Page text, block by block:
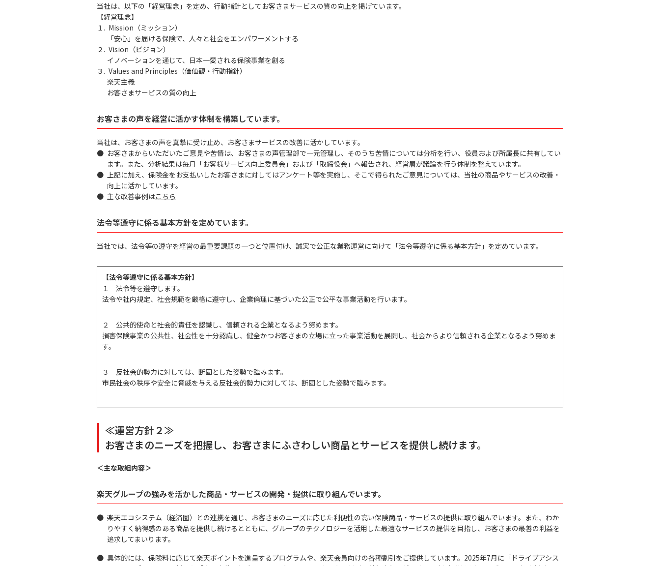
当社は、以下の「経営理念」を定め、行動指針としてお客さまサービスの質の向上を掲げています。
【経営理念】
１. Mission（ミッション）
「安心」を届ける保険で、人々と社会をエンパワーメントする
２. Vision（ビジョン）
イノベーションを通じて、日本一愛される保険事業を創る
３. Values and Principles（価値観・行動指針）
楽天主義
お客さまサービスの質の向上
お客さまの声を経営に活かす体制を構築しています。
当社は、お客さまの声を真摯に受け止め、お客さまサービスの改善に活かしています。
● お客さまからいただいたご意見や苦情は、お客さまの声管理部で一元管理し、そのうち苦情については分析を行い、役員および所属長に共有してい
ます。また、分析結果は毎月「お客様サービス向上委員会」および「取締役会」へ報告され、経営層が議論を行う体制を整えています。
● 上記に加え、保険金をお支払いしたお客さまに対してはアンケート等を実施し、そこで得られたご意見については、当社の商品やサービスの改善・
向上に活かしています。
● 主な改善事例はこちら
法令等遵守に係る基本方針を定めています。
当社では、法令等の遵守を経営の最重要課題の一つと位置付け、誠実で公正な業務運営に向けて「法令等遵守に係る基本方針」を定めています。
【法令等遵守に係る基本方針】
１ 法令等を遵守します。
法令や社内規定、社会規範を厳格に遵守し、企業倫理に基づいた公正で公平な事業活動を行います。
２ 公共的使命と社会的責任を認識し、信頼される企業となるよう努めます。
損害保険事業の公共性、社会性を十分認識し、健全かつお客さまの立場に立った事業活動を展開し、社会からより信頼される企業となるよう努めま
す。
３ 反社会的勢力に対しては、断固とした姿勢で臨みます。
市民社会の秩序や安全に脅威を与える反社会的勢力に対しては、断固とした姿勢で臨みます。
≪運営方針２≫
お客さまのニーズを把握し、お客さまにふさわしい商品とサービスを提供し続けます。
＜主な取組内容＞
楽天グループの強みを活かした商品・サービスの開発・提供に取り組んでいます。
● 楽天エコシステム（経済圏）との連携を通じ、お客さまのニーズに応じた利便性の高い保険商品・サービスの提供に取り組んでいます。また、わか
りやすく納得感のある商品を提供し続けるとともに、グループのテクノロジーを活用した最適なサービスの提供を目指し、お客さまの最善の利益を
追求してまいります。
● 具体的には、保険料に応じて楽天ポイントを進呈するプログラムや、楽天会員向けの各種割引をご提供しています。2025年7月に「ドライブアシス